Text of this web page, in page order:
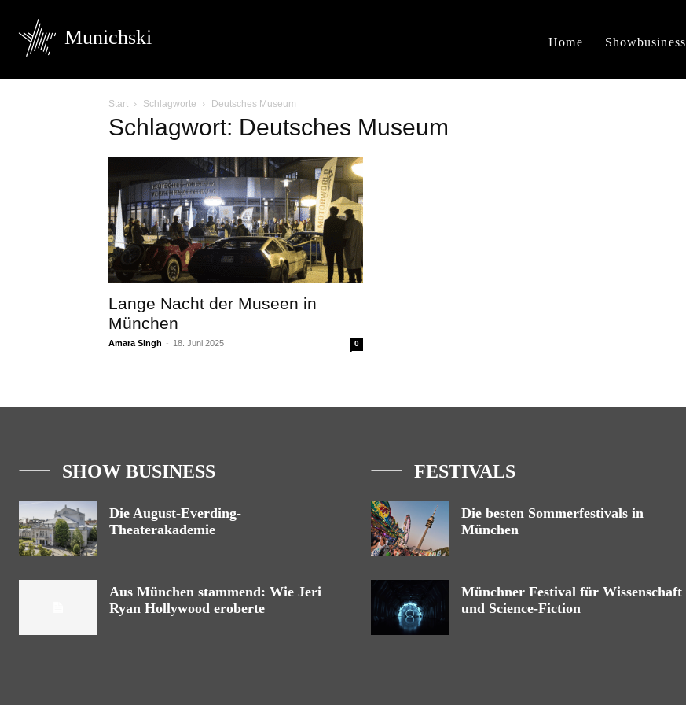
Munichski Home Showbusiness
Start Schlagworte Deutsches Museum
Schlagwort: Deutsches Museum
Lange Nacht der Museen in
München
Amara Singh - 18. Juni 2025 0
SHOW BUSINESS
Die August-Everding-
Theaterakademie
Aus München stammend: Wie Jeri
Ryan Hollywood eroberte
FESTIVALS
Die besten Sommerfestivals in
München
Münchner Festival für Wissenschaft
und Science-Fiction